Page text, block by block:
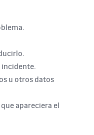
incidente.
u otros datos
apareciera el